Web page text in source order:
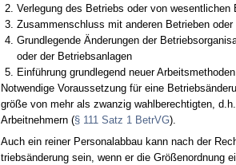
Ver­le­gung des Be­triebs oder von we­sent­li­chen
Zu­sam­men­schluss mit an­de­ren Be­trie­ben
Grund­le­gen­de Ände­run­gen der
oder der Be­triebs­an­la­gen
Einführung grund­le­gend neu­er
Not­wen­di­ge Vor­aus­set­zung für ei­ne
größe von mehr als zwan­zig wahl­be­rech­tig­ten,
Ar­beit­neh­mern (§ 111 Satz 1 Be­trVG).
Auch ein rei­ner Per­so­nal­ab­bau kann nach der
triebsände­rung sein, wenn er die Größen­ord­nung